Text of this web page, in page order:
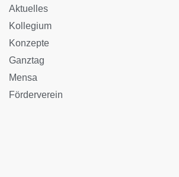
Aktuelles
Kollegium
Konzepte
Ganztag
Mensa
Förderverein